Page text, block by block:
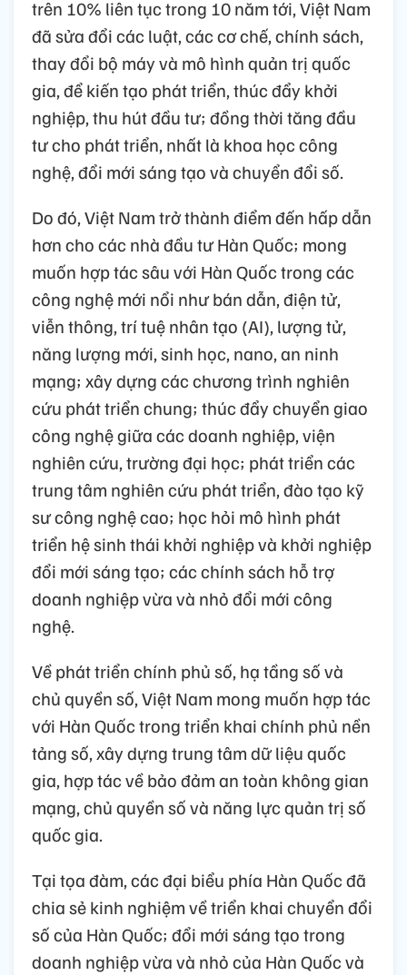
trên 10% liên tục trong 10 năm tới, Việt Nam
đã sửa đổi các luật, các cơ chế, chính sách,
thay đổi bộ máy và mô hình quản trị quốc
gia, để kiến tạo phát triển, thúc đẩy khởi
nghiệp, thu hút đầu tư; đồng thời tăng đầu
tư cho phát triển, nhất là khoa học công
nghệ, đổi mới sáng tạo và chuyển đổi số.
Do đó, Việt Nam trở thành điểm đến hấp dẫn
hơn cho các nhà đầu tư Hàn Quốc; mong
muốn hợp tác sâu với Hàn Quốc trong các
công nghệ mới nổi như bán dẫn, điện tử,
viễn thông, trí tuệ nhân tạo (AI), lượng tử,
năng lượng mới, sinh học, nano, an ninh
mạng; xây dựng các chương trình nghiên
cứu phát triển chung; thúc đẩy chuyển giao
công nghệ giữa các doanh nghiệp, viện
nghiên cứu, trường đại học; phát triển các
trung tâm nghiên cứu phát triển, đào tạo kỹ
sư công nghệ cao; học hỏi mô hình phát
triển hệ sinh thái khởi nghiệp và khởi nghiệp
đổi mới sáng tạo; các chính sách hỗ trợ
doanh nghiệp vừa và nhỏ đổi mới công
nghệ.
Về phát triển chính phủ số, hạ tầng số và
chủ quyền số, Việt Nam mong muốn hợp tác
với Hàn Quốc trong triển khai chính phủ nền
tảng số, xây dựng trung tâm dữ liệu quốc
gia, hợp tác về bảo đảm an toàn không gian
mạng, chủ quyền số và năng lực quản trị số
quốc gia.
Tại tọa đàm, các đại biểu phía Hàn Quốc đã
chia sẻ kinh nghiệm về triển khai chuyển đổi
số của Hàn Quốc; đổi mới sáng tạo trong
doanh nghiệp vừa và nhỏ của Hàn Quốc và